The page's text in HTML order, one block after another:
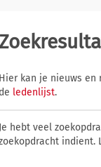
Hier kan je nieuws en
de ledenlijst.
Je hebt veel
indient.